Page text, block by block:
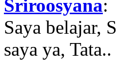
Sriroosyana:
Saya belajar,
saya ya, Tata..